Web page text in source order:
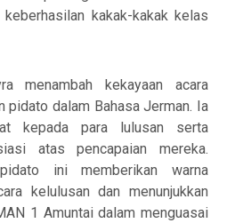
kakak-kakak kelas
menambah kekayaan acara
pidato dalam Bahasa Jerman. Ia
kepada para lulusan serta
atas pencapaian mereka.
ini memberikan warna
kelulusan dan menunjukkan
1 Amuntai dalam menguasai